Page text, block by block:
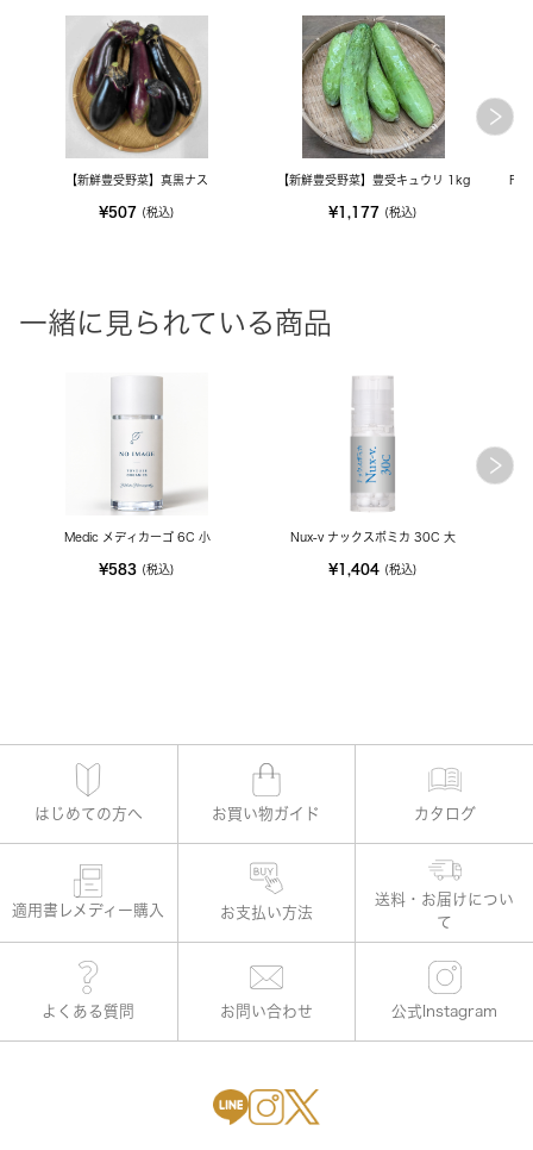
【新鮮豊受野菜】真黒ナス
¥507 (税込)
【新鮮豊受野菜】豊受キュウリ 1kg
¥1,177 (税込)
一緒に見られている商品
Medic メディカーゴ 6C 小
¥583 (税込)
Nux-v ナックスボミカ 30C 大
¥1,404 (税込)
はじめての方へ お買い物ガイド カタログ
適用書レメディー購入 お支払い方法
よくある質問 お問い合わせ 公式Instagram